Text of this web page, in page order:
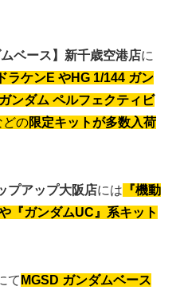
ムベース】新千歳空港店に
ラケンE やHG 1/144 ガン
ンダム ペルフェクティビ
どの限定キットが多数入荷
プアップ大阪店には 『機動
『ガンダムUC』系キット
て MGSD ガンダムベース